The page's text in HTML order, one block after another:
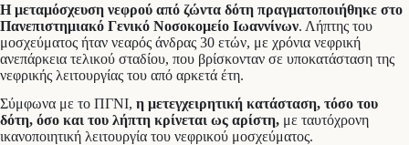
Η μεταμόσχευση νεφρού από ζώντα δότη πραγματοποιήθηκε στο
Πανεπιστημιακό Γενικό Νοσοκομείο Ιωαννίνων. Λήπτης του
μοσχεύματος ήταν νεαρός άνδρας 30 ετών, με χρόνια νεφρική
ανεπάρκεια τελικού σταδίου, που βρίσκονταν σε υποκατάσταση της
νεφρικής λειτουργίας του από αρκετά έτη.
Σύμφωνα με το ΠΓΝΙ, η μετεγχειρητική κατάσταση, τόσο του
δότη, όσο και του λήπτη κρίνεται ως αρίστη, με ταυτόχρονη
ικανοποιητική λειτουργία του νεφρικού μοσχεύματος.